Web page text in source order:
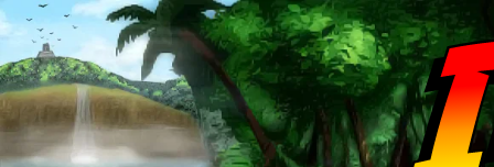
Suoraan sisältöön